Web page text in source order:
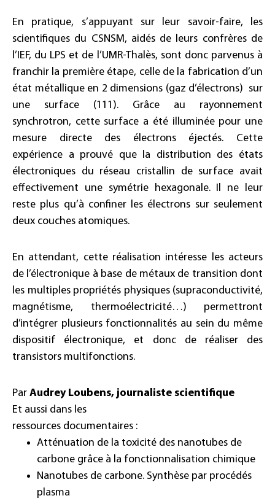
En pratique, s’appuyant sur leur savoir-faire, les
scientifiques du CSNSM, aidés de leurs confrères de
l’IEF, du LPS et de l’UMR-Thalès, sont donc parvenus à
franchir la première étape, celle de la fabrication d’un
état métallique en 2 dimensions (gaz d’électrons) sur
une surface (111). Grâce au rayonnement
synchrotron, cette surface a été illuminée pour une
mesure directe des électrons éjectés. Cette
expérience a prouvé que la distribution des états
électroniques du réseau cristallin de surface avait
effectivement une symétrie hexagonale. Il ne leur
reste plus qu’à confiner les électrons sur seulement
deux couches atomiques.
En attendant, cette réalisation intéresse les acteurs
de l’électronique à base de métaux de transition dont
les multiples propriétés physiques (supraconductivité,
magnétisme, thermoélectricité…) permettront
d’intégrer plusieurs fonctionnalités au sein du même
dispositif électronique, et donc de réaliser des
transistors multifonctions.
Par Audrey Loubens, journaliste scientifique
Et aussi dans les
ressources documentaires :
Atténuation de la toxicité des nanotubes de
carbone grâce à la fonctionnalisation chimique
Nanotubes de carbone. Synthèse par procédés
plasma